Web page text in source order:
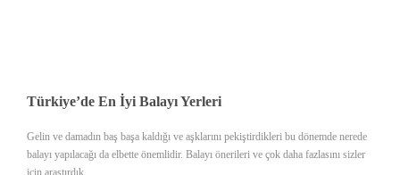
Türkiye’de En İyi Balayı Yerleri
Gelin ve damadın baş başa kaldığı ve aşklarını pekiştirdikleri bu dönemde nerede
balayı yapılacağı da elbette önemlidir. Balayı önerileri ve çok daha fazlasını sizler
için araştırdık.